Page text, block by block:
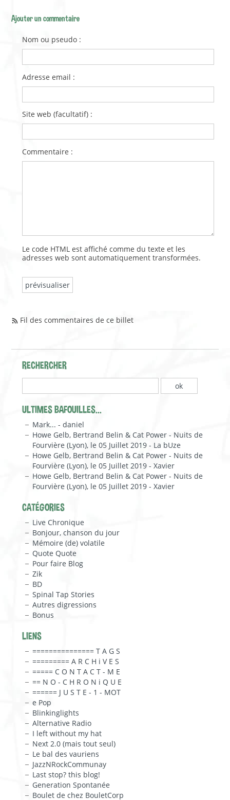
Ajouter un commentaire
Nom ou pseudo :
Adresse email :
Site web (facultatif) :
Commentaire :
Le code HTML est affiché comme du texte et les
adresses web sont automatiquement transformées.
Fil des commentaires de ce billet
RECHERCHER
ULTIMES BAFOUILLES...
Mark... - daniel
Howe Gelb, Bertrand Belin & Cat Power - Nuits de
Fourvière (Lyon), le 05 Juillet 2019 - La bUze
Howe Gelb, Bertrand Belin & Cat Power - Nuits de
Fourvière (Lyon), le 05 Juillet 2019 - Xavier
Howe Gelb, Bertrand Belin & Cat Power - Nuits de
Fourvière (Lyon), le 05 Juillet 2019 - Xavier
CATÉGORIES
Live Chronique
Bonjour, chanson du jour
Mémoire (de) volatile
Quote Quote
Pour faire Blog
Zik
BD
Spinal Tap Stories
Autres digressions
Bonus
LIENS
=============== T A G S
========= A R C H i V E S
===== C O N T A C T - M E
== N O - C H R O N i Q U E
====== J U S T E - 1 - MOT
e Pop
Blinkinglights
Alternative Radio
I left without my hat
Next 2.0 (mais tout seul)
Le bal des vauriens
JazzNRockCommunay
Last stop? this blog!
Generation Spontanée
Boulet de chez BouletCorp